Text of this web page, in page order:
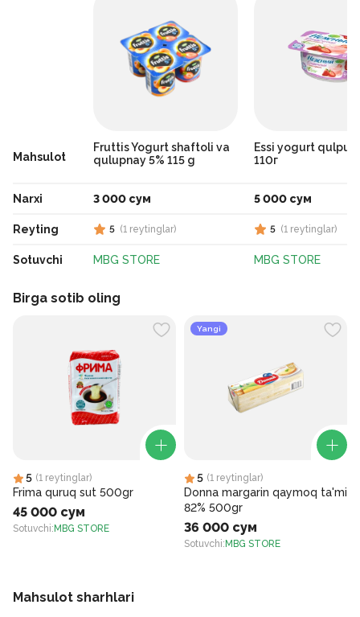
Mahsulot
Narxi
Reyting
Sotuvchi
Fruttis Yogurt shaftoli va
qulupnay 5% 115 g
3 000 сум
5 (1 reytinglar)
MBG STORE
Essi yogurt
110г
5 000 сум
5 (1 reytinglar)
MBG STORE
Birga sotib oling
5 (1 reytinglar)
Frima quruq sut 500gr
45 000 сум
Sotuvchi: MBG STORE
Yangi
5 (1 reytinglar)
Donna margarin qaymoq ta'mi
82% 500gr
36 000 сум
Sotuvchi: MBG STORE
Mahsulot sharhlari